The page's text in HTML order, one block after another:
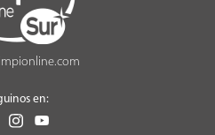
en: